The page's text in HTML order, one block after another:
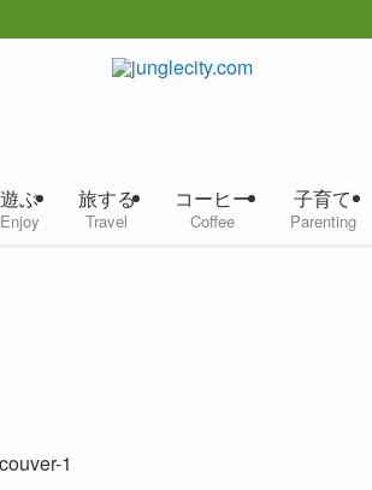
遊ぶ
Enjoy
旅する
Travel
コーヒー
Coffee
子育て
Parenting